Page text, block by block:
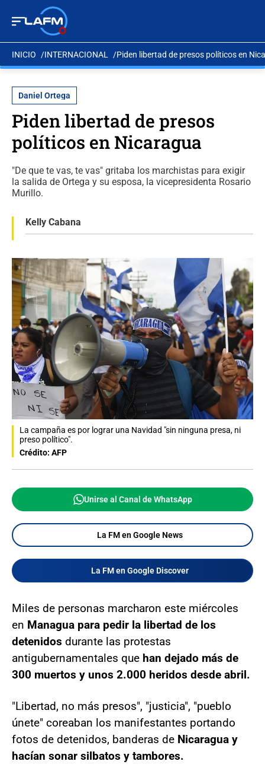
INICIO INTERNACIONAL Piden libertad de presos políticos en
Daniel Ortega
Piden libertad de presos
políticos en Nicaragua
"De que te vas, te vas" gritaba los marchistas para exigir
la salida de Ortega y su esposa, la vicepresidenta Rosario
Murillo.
Kelly Cabana
La campaña es por lograr una Navidad "sin ninguna presa, ni
preso político".
Crédito: AFP
Unirse al Canal de WhatsApp
La FM en Google News
La FM en Google Discover
Miles de personas marcharon este miércoles
en Managua para pedir la libertad de los
detenidos durante las protestas
antigubernamentales que han dejado más de
300 muertos y unos 2.000 heridos desde abril.
"Libertad, no más presos", "justicia", "pueblo
únete" coreaban los manifestantes portando
fotos de detenidos, banderas de Nicaragua y
hacían sonar silbatos y tambores.